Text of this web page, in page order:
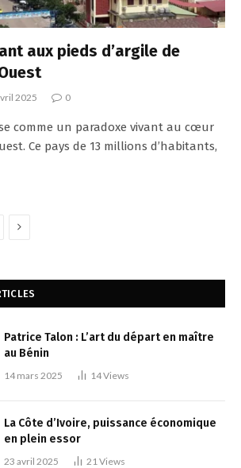
aux pieds d’argile de
2025 0
comme un paradoxe vivant au cœur
Ce pays de 13 millions d’habitants,
Next
Patrice Talon : L’art du départ en maître
au Bénin
14 mars 2025 14Views
La Côte d’Ivoire, puissance économique
en plein essor
23 avril 2025 21Views